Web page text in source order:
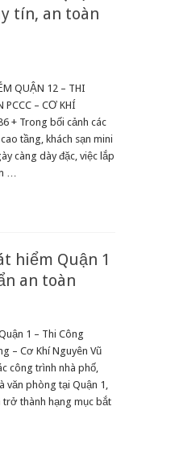
tín, an toàn
QUẬN 12 – THI
PCCC – CƠ KHÍ
+ Trong bối cảnh các
tầng, khách sạn mini
càng dày đặc, việc lắp
…
hiểm Quận 1
an toàn
1 – Thi Công
– Cơ Khí Nguyên Vũ
công trình nhà phố,
văn phòng tại Quận 1,
trở thành hạng mục bắt